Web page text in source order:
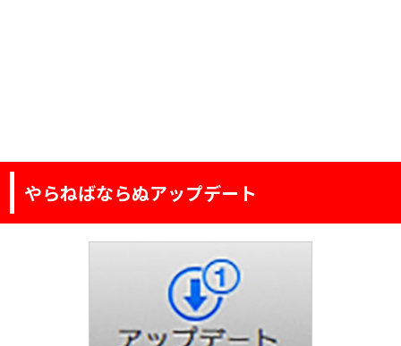
やらねばならぬアップデート